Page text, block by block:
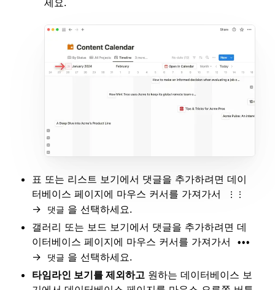
세요.
표 또는 리스트 보기에서 댓글을 추가하려면 데이
터베이스 페이지에 마우스 커서를 가져가서
⋮⋮
→ 댓글 을 선택하세요.
갤러리 또는 보드 보기에서 댓글을 추가하려면 데
이터베이스 페이지에 마우스 커서를 가져가서
•••
→ 댓글 을 선택하세요.
타임라인 보기를 제외하고 원하는 데이터베이스 보